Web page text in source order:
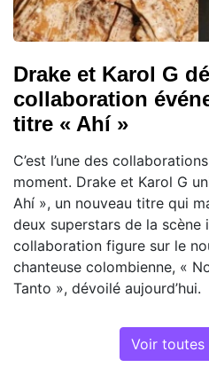
Drake et Karol G
collaboration
titre « Ahí »
C’est l’une des
moment. Drake et Karol G
Ahí », un nouveau titre qui
deux superstars de la scène
collaboration figure sur le
chanteuse colombienne, «
Tanto », dévoilé aujourd’hui.
Voir toutes